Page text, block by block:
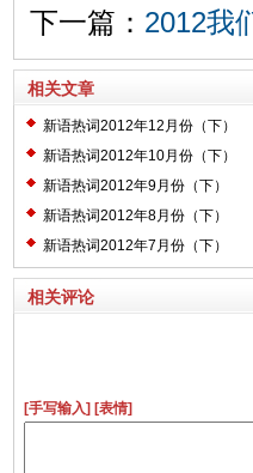
下一篇： 2012我
相关文章
新语热词2012年12月份（下）
新语热词2012年10月份（下）
新语热词2012年9月份（下）
新语热词2012年8月份（下）
新语热词2012年7月份（下）
相关评论
[手写输入] [表情]